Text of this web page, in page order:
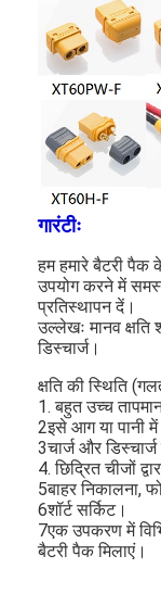
कारखाना भ्रमण
गुणवत्ता नियंत्रण
संपर्क करें
समाचार
अब बात करो
लिथियम LiFePO4
लिथियम आयन
लिथियम पॉलिमर
ऊर्जा भंडारण बैटरी
एच बैटरी
एनआईसीडी
गारंटीः
हम हमारे बैटरी पैक
उपयोग करने में
प्रतिस्थापन दें।
उल्लेखः मानव
डिस्चार्ज।
क्षति की स्थिति
1. बहुत उच्च
2इसे आग या पानी में
3चार्ज और
4. छिद्रित चीजों
5बाहर निकालना,
6शॉर्ट सर्किट।
7एक उपकरण में
बैटरी पैक मिलाएं।